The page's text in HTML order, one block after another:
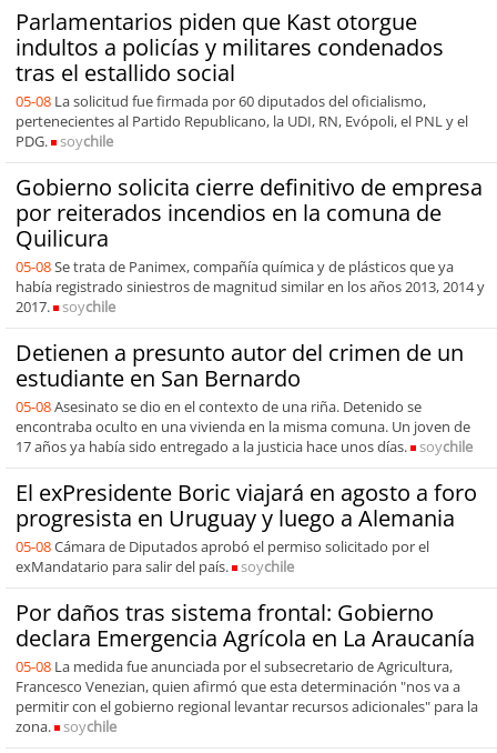
Parlamentarios piden que Kast otorgue
indultos a policías y militares condenados
tras el estallido social
05-08 La solicitud fue firmada por 60 diputados del oficialismo,
pertenecientes al Partido Republicano, la UDI, RN, Evópoli, el PNL y el
PDG.
soychile
Gobierno solicita cierre definitivo de empresa
por reiterados incendios en la comuna de
Quilicura
05-08Se trata de Panimex, compañía química y de plásticos que ya
había registrado siniestros de magnitud similar en los años 2013, 2014 y
2017.
soychile
Detienen a presunto autor del crimen de un
estudiante en San Bernardo
05-08Asesinato se dio en el contexto de una riña. Detenido se
encontraba oculto en una vivienda en la misma comuna. Un joven de
17 años ya había sido entregado a la justicia hace unos días.
soychile
El exPresidente Boric viajará en agosto a foro
progresista en Uruguay y luego a Alemania
05-08Cámara de Diputados aprobó el permiso solicitado por el
exMandatario para salir del país.
soychile
Por daños tras sistema frontal: Gobierno
declara Emergencia Agrícola en La Araucanía
05-08 La medida fue anunciada por el subsecretario de Agricultura,
Francesco Venezian, quien afirmó que esta determinación "nos va a
permitir con el gobierno regional levantar recursos adicionales" para la
zona.
soychile